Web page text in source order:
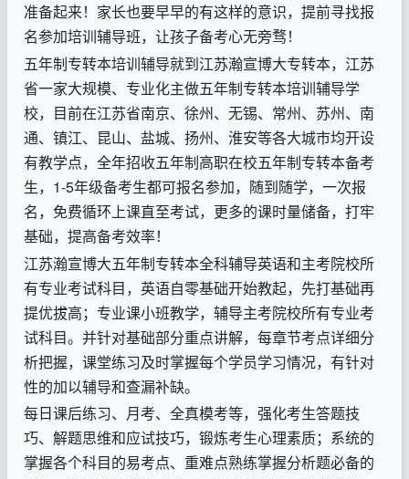
准备起来！家长也要早早的有这样的意识，提前寻找报
名参加培训辅导班，让孩子备考心无旁骛！
五年制专转本培训辅导就到江苏瀚宣博大专转本，江苏
省一家大规模、专业化主做五年制专转本培训辅导学
校，目前在江苏省南京、徐州、无锡、常州、苏州、南
通、镇江、昆山、盐城、扬州、淮安等各大城市均开设
有教学点，全年招收五年制高职在校五年制专转本备考
生， 1-5年级备考生都可报名参加，随到随学，一次报
名，免费循环上课直至考试，更多的课时量储备，打牢
基础，提高备考效率！
江苏瀚宣博大五年制专转本全科辅导英语和主考院校所
有专业考试科目，英语自零基础开始教起，先打基础再
提优拔高；专业课小班教学，辅导主考院校所有专业考
试科目。并针对基础部分重点讲解，每章节考点详细分
析把握，课堂练习及时掌握每个学员学习情况，有针对
性的加以辅导和查漏补缺。
每日课后练习、月考、全真模考等，强化考生答题技
巧、解题思维和应试技巧，锻炼考生心理素质；系统的
掌握各个科目的易考点、重难点熟练掌握分析题必备的